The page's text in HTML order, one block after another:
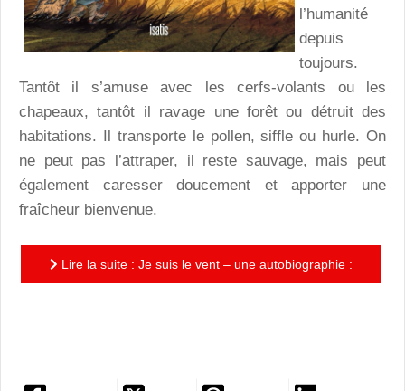
l’humanité
depuis
toujours.
Tantôt il s’amuse avec les cerfs-volants ou les
chapeaux, tantôt il ravage une forêt ou détruit des
habitations. Il transporte le pollen, siffle ou hurle. On
ne peut pas l’attraper, il reste sauvage, mais peut
également caresser doucement et apporter une
fraîcheur bienvenue.
Lire la suite : Je suis le vent – une autobiographie :